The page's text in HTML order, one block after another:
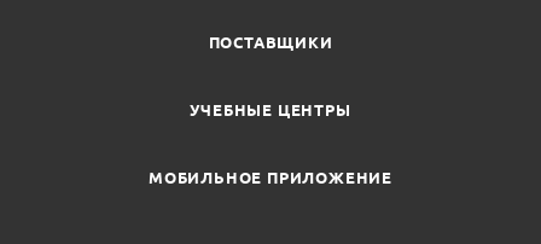
ПОСТАВЩИКИ
УЧЕБНЫЕ ЦЕНТРЫ
МОБИЛЬНОЕ ПРИЛОЖЕНИЕ